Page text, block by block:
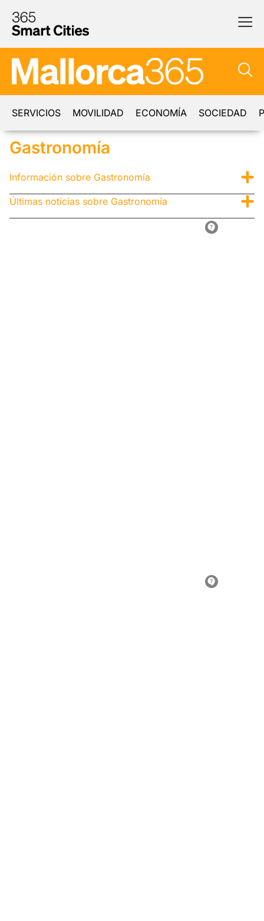
SERVICIOS MOVILIDAD ECONOMÍA SOCIEDAD
Gastronomía
Información sobre Gastronomía
Últimas noticias sobre Gastronomía